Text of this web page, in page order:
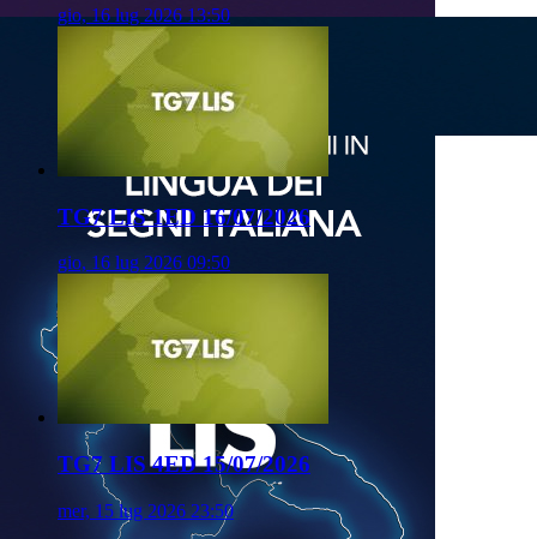
gio, 16 lug 2026 13:50
TG7 LIS 1ED 16/07/2026
gio, 16 lug 2026 09:50
TG7 LIS 4ED 15/07/2026
mer, 15 lug 2026 23:50